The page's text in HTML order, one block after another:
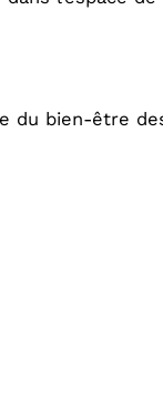
du bien-être